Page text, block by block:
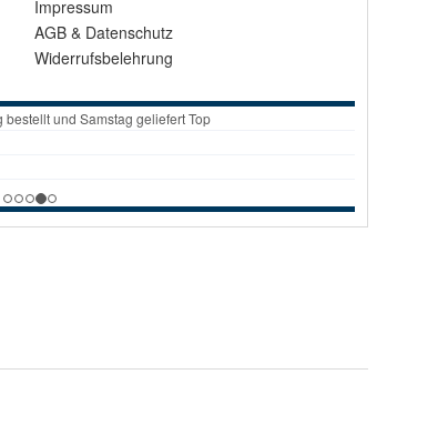
Impressum
AGB & Datenschutz
Widerrufsbelehrung